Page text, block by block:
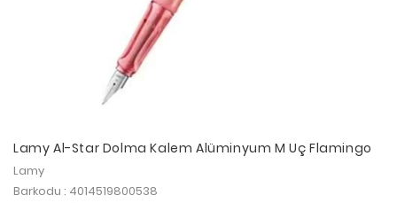
Lamy Al-Star Dolma Kalem Alüminyum M Uç Flamingo
Lamy
Barkodu : 4014519800538